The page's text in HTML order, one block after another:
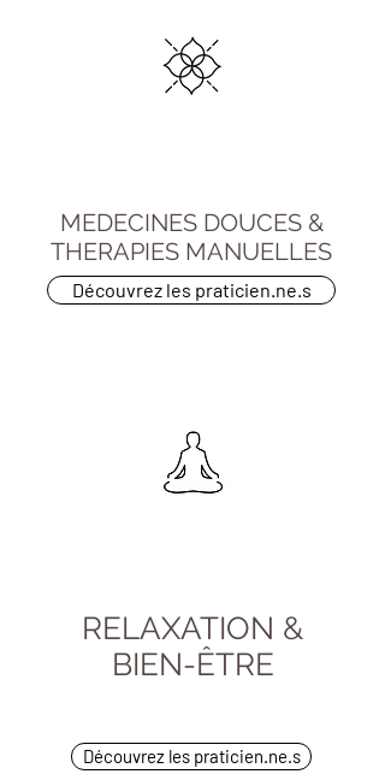
MEDECINES DOUCES &
THERAPIES MANUELLES
Découvrez les praticien.ne.s
RELAXATION &
BIEN-ÊTRE
Découvrez les praticien.ne.s